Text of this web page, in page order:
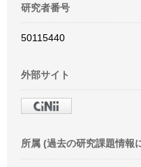
研究者番号
50115440
外部サイト
所属 (過去の研究課題情報